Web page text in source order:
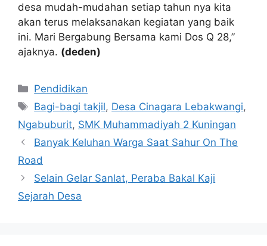
desa mudah-mudahan setiap tahun nya kita
akan terus melaksanakan kegiatan yang baik
ini. Mari Bergabung Bersama kami Dos Q 28,”
ajaknya. (deden)
Kategori
Pendidikan
Tag
Bagi-bagi takjil, Desa Cinagara Lebakwangi,
Ngabuburit, SMK Muhammadiyah 2 Kuningan
Banyak Keluhan Warga Saat Sahur On The
Road
Selain Gelar Sanlat, Peraba Bakal Kaji
Sejarah Desa